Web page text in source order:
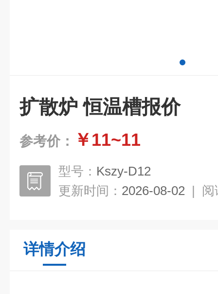
扩散炉 恒温槽报价
参考价： ￥11~11
型号： Kszy-D12
更新时间： 2026-08-02 | 阅
详情介绍